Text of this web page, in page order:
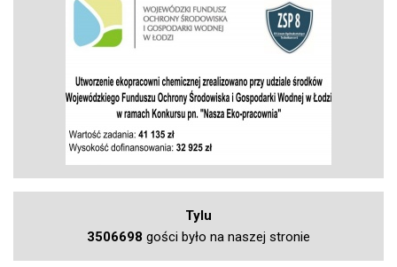
Tylu
3506698 gości było na naszej stronie